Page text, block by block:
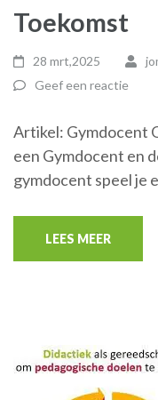
Toekomst
28 mrt,2025
Geef een reactie
Artikel: Gymdocent
een Gymdocent en
gymdocent speel je
LEES MEER